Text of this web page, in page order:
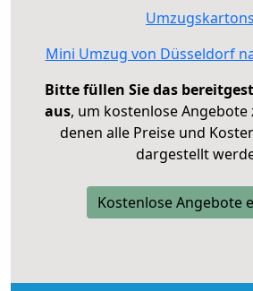
Umzugskartons
Mini Umzug von Düsseldorf
Bitte füllen Sie das
aus, um kostenlose Angebote
denen alle Preise und
dargestellt
Kostenlose Angebote